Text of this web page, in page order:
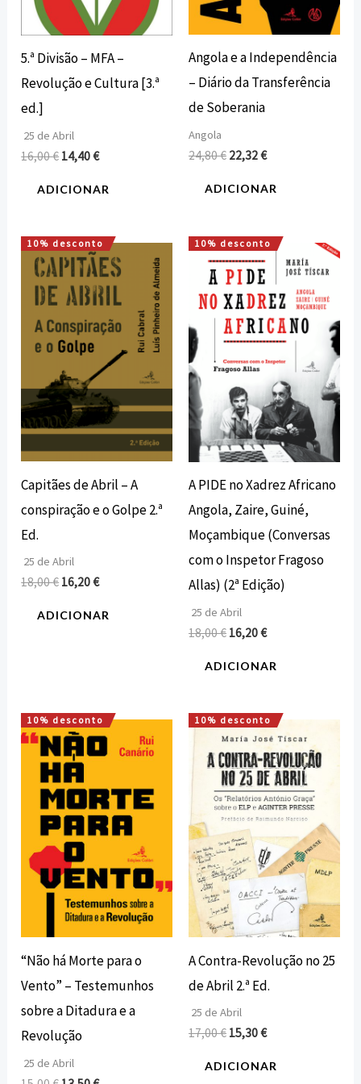
5.ª Divisão – MFA –
Revolução e Cultura [3.ª
ed.]
25 de Abril
16,00€ 14,40€
ADICIONAR
Angola e a Independência
– Diário da Transferência
de Soberania
Angola
24,80€ 22,32€
ADICIONAR
10% desconto
Capitães de Abril – A
conspiração e o Golpe 2.ª
Ed.
25 de Abril
18,00€
O
preço
original
era:
18,00 €.
16,20€
O
preço
atual
é:
16,20 €.
ADICIONAR
10% desconto
A PIDE no Xadrez Africano
Angola, Zaire, Guiné,
Moçambique (Conversas
com o Inspetor Fragoso
Allas) (2ª Edição)
25 de Abril
18,00€
O
preço
original
era:
18,00 €.
16,20€
O
preço
atual
é:
16,20 €.
ADICIONAR
10% desconto
“Não há Morte para o
Vento” – Testemunhos
sobre a Ditadura e a
Revolução
25 de Abril
O
preço
original
era:
15,00 €.
O
preço
atual
13,50 €.
10% desconto
A Contra-Revolução no 25
de Abril 2.ª Ed.
25 de Abril
17,00€
O
preço
original
era:
17,00 €.
15,30€
O
preço
atual
é:
15,30 €.
ADICIONAR